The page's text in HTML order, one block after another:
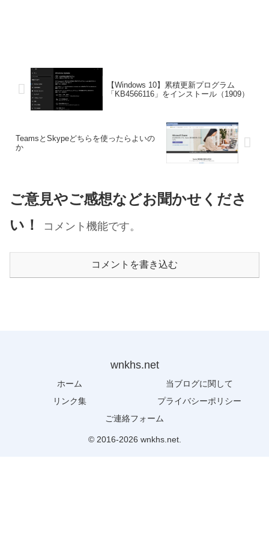
【Windows 10】累積更新プログラム
「KB4566116」をインストール（1909）
TeamsとSkypeどちらを使ったらよいの
か
ご意見やご感想などお聞かせくださ
い！
コメント機能です。
コメントを書き込む
wnkhs.net
ホーム
当ブログに関して
リンク集
プライバシーポリシー
ご連絡フォーム
© 2016-2026 wnkhs.net.